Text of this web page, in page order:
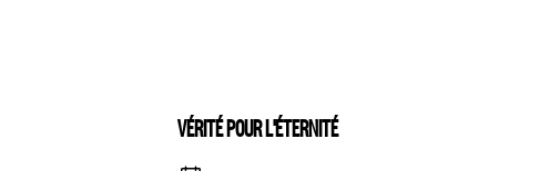
VÉRITÉ POUR L'ÉTERNITÉ